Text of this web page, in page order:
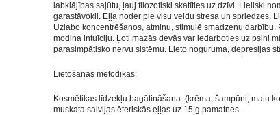
labklājības sajūtu, ļauj filozofiski skatīties uz dzīvi. Lieliski
garastāvokli. Eļļa noder pie visu veidu stresa un spriedzes.
Uzlabo koncentrēšanos, atmiņu, stimulē smadzeņu darbību.
modina intuīciju. Ļoti mazās devās var iedarboties uz psihi
parasimpātisko nervu sistēmu. Lieto noguruma, depresijas
Lietošanas metodikas:
Kosmētikas līdzekļu bagātināšana: (krēma, šampūni, matu
muskata salvijas ēteriskās eļļas uz 15 g pamatnes.